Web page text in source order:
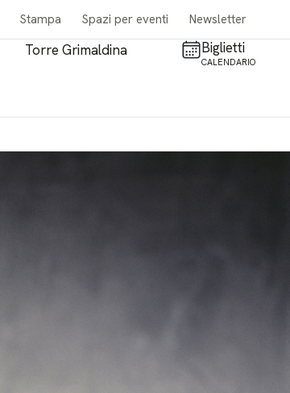
Stampa Spazi per eventi Newsletter
Torre Grimaldina Biglietti
CALENDARIO